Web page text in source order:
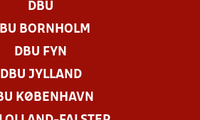
DBU
BORNHOLM
DBU FYN
DBU JYLLAND
KØBENHAVN